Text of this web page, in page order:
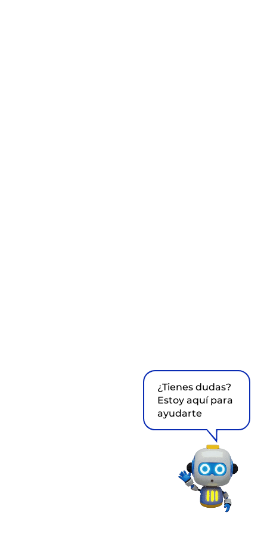
¿Tienes dudas?
Estoy aquí para
ayudarte